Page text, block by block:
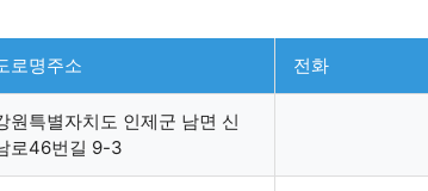
로명주소 전화
원특별자치도 인제군 남면 신
로46번길 9-3